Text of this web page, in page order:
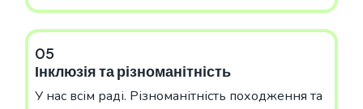
05
Інклюзія та різноманітність
У нас всім раді. Різноманітність походження та